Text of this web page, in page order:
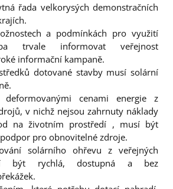
řada velkorysých demonstračních
a podmínkách pro využití
trvale informovat veřejnost
informační kampaně.
dotované stavby musí solární
cenami energie z
v nichž nejsou zahrnuty náklady
na životním prostředí , musí být
pro obnovitelné zdroje.
solárního ohřevu z veřejných
být rychlá, dostupná a bez